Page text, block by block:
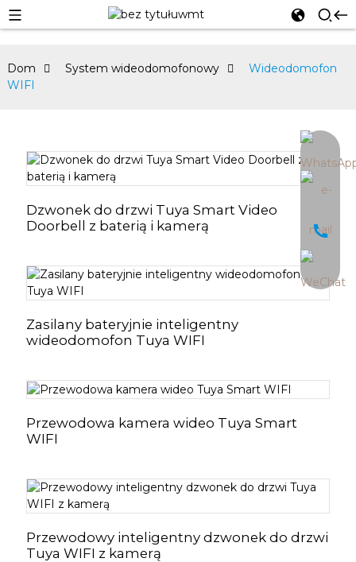
Dom System wideodomofonowy
Wideodomofon
WIFI
Dzwonek do drzwi Tuya Smart Video
Doorbell z baterią i kamerą
Zasilany bateryjnie inteligentny
wideodomofon Tuya WIFI
Przewodowa kamera wideo Tuya Smart
WIFI
Przewodowy inteligentny dzwonek do drzwi
Tuya WIFI z kamerą